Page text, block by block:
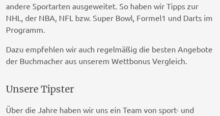
andere Sportarten ausgeweitet. So haben wir Tipps zur
NHL, der NBA, NFL bzw. Super Bowl, Formel1 und Darts im
Programm.
Dazu empfehlen wir auch regelmäßig die besten Angebote
der Buchmacher aus unserem Wettbonus Vergleich.
Unsere Tipster
Über die Jahre haben wir uns ein Team von sport- und